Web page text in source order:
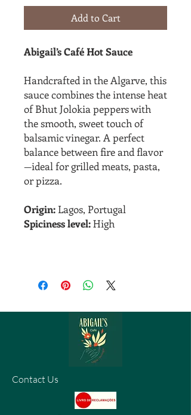
Add to Cart
Abigail’s Café Hot Sauce
Handcrafted in the Algarve, this
sauce combines the intense heat
of Bhut Jolokia peppers with
the smooth, sweet touch of
balsamic vinegar. A perfect
balance between fire and flavor
—ideal for grilled meats, pasta,
or pizza.
Origin: Lagos, Portugal
Spiciness level:High
Contact Us